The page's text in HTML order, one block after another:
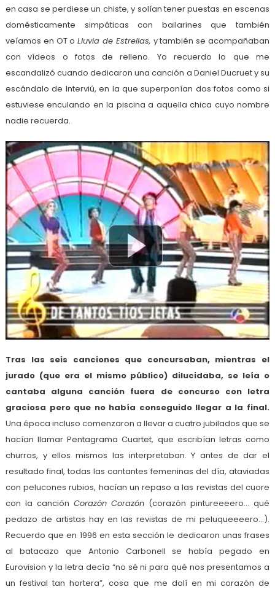
en casa se perdiese un chiste, y solían tener puestas en escenas
domésticamente simpáticas con bailarines que también
veíamos en OT oLluvia de Estrellas, y también se acompañaban
con vídeos o fotos de relleno. Yo recuerdo lo que me
escandalizó cuando dedicaron una canción a Daniel Ducruet y su
escándalo de Interviú, en la que superponían dos fotos como si
estuviese enculando en la piscina a aquella chica cuyo nombre
nadie recuerda.
Tras las seis canciones que concursaban, mientras el
jurado (que era el mismo público) dilucidaba, se leía o
cantaba alguna canción fuera de concurso con letra
graciosa pero que no había conseguido llegar a la final.
Una época incluso comenzaron a llevar a cuatro jubilados que se
hacían llamar Pentagrama Cuartet, que escribían letras como
churros, y ellos mismos las interpretaban. Y antes de dar el
resultado final, todas las cantantes femeninas del día, ataviadas
con pelucones rubios, hacían un repaso a las revistas del cuore
con la canción Corazón Corazón (corazón pintureeeero… qué
pedazo de artistas hay en las revistas de mi peluqueeeero…).
Recuerdo que en 1996 en esta sección le dedicaron unas frases
al batacazo que Antonio Carbonell se había pegado en
Eurovision y la letra decía “no sé ni para qué nos presentamos a
un festival tan hortera”, cosa que me dolí en mi corazón de